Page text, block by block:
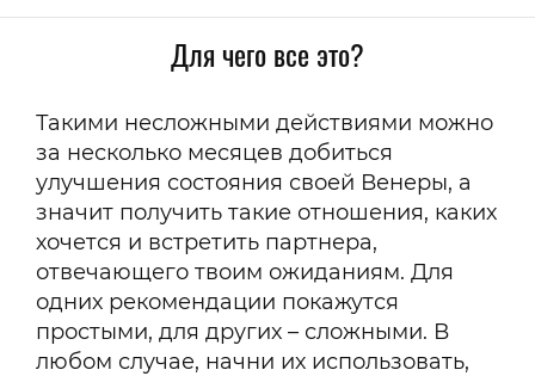
Для чего все это?
Такими несложными действиями можно
за несколько месяцев добиться
улучшения состояния своей Венеры, а
значит получить такие отношения, каких
хочется и встретить партнера,
отвечающего твоим ожиданиям. Для
одних рекомендации покажутся
простыми, для других – сложными. В
любом случае, начни их использовать,